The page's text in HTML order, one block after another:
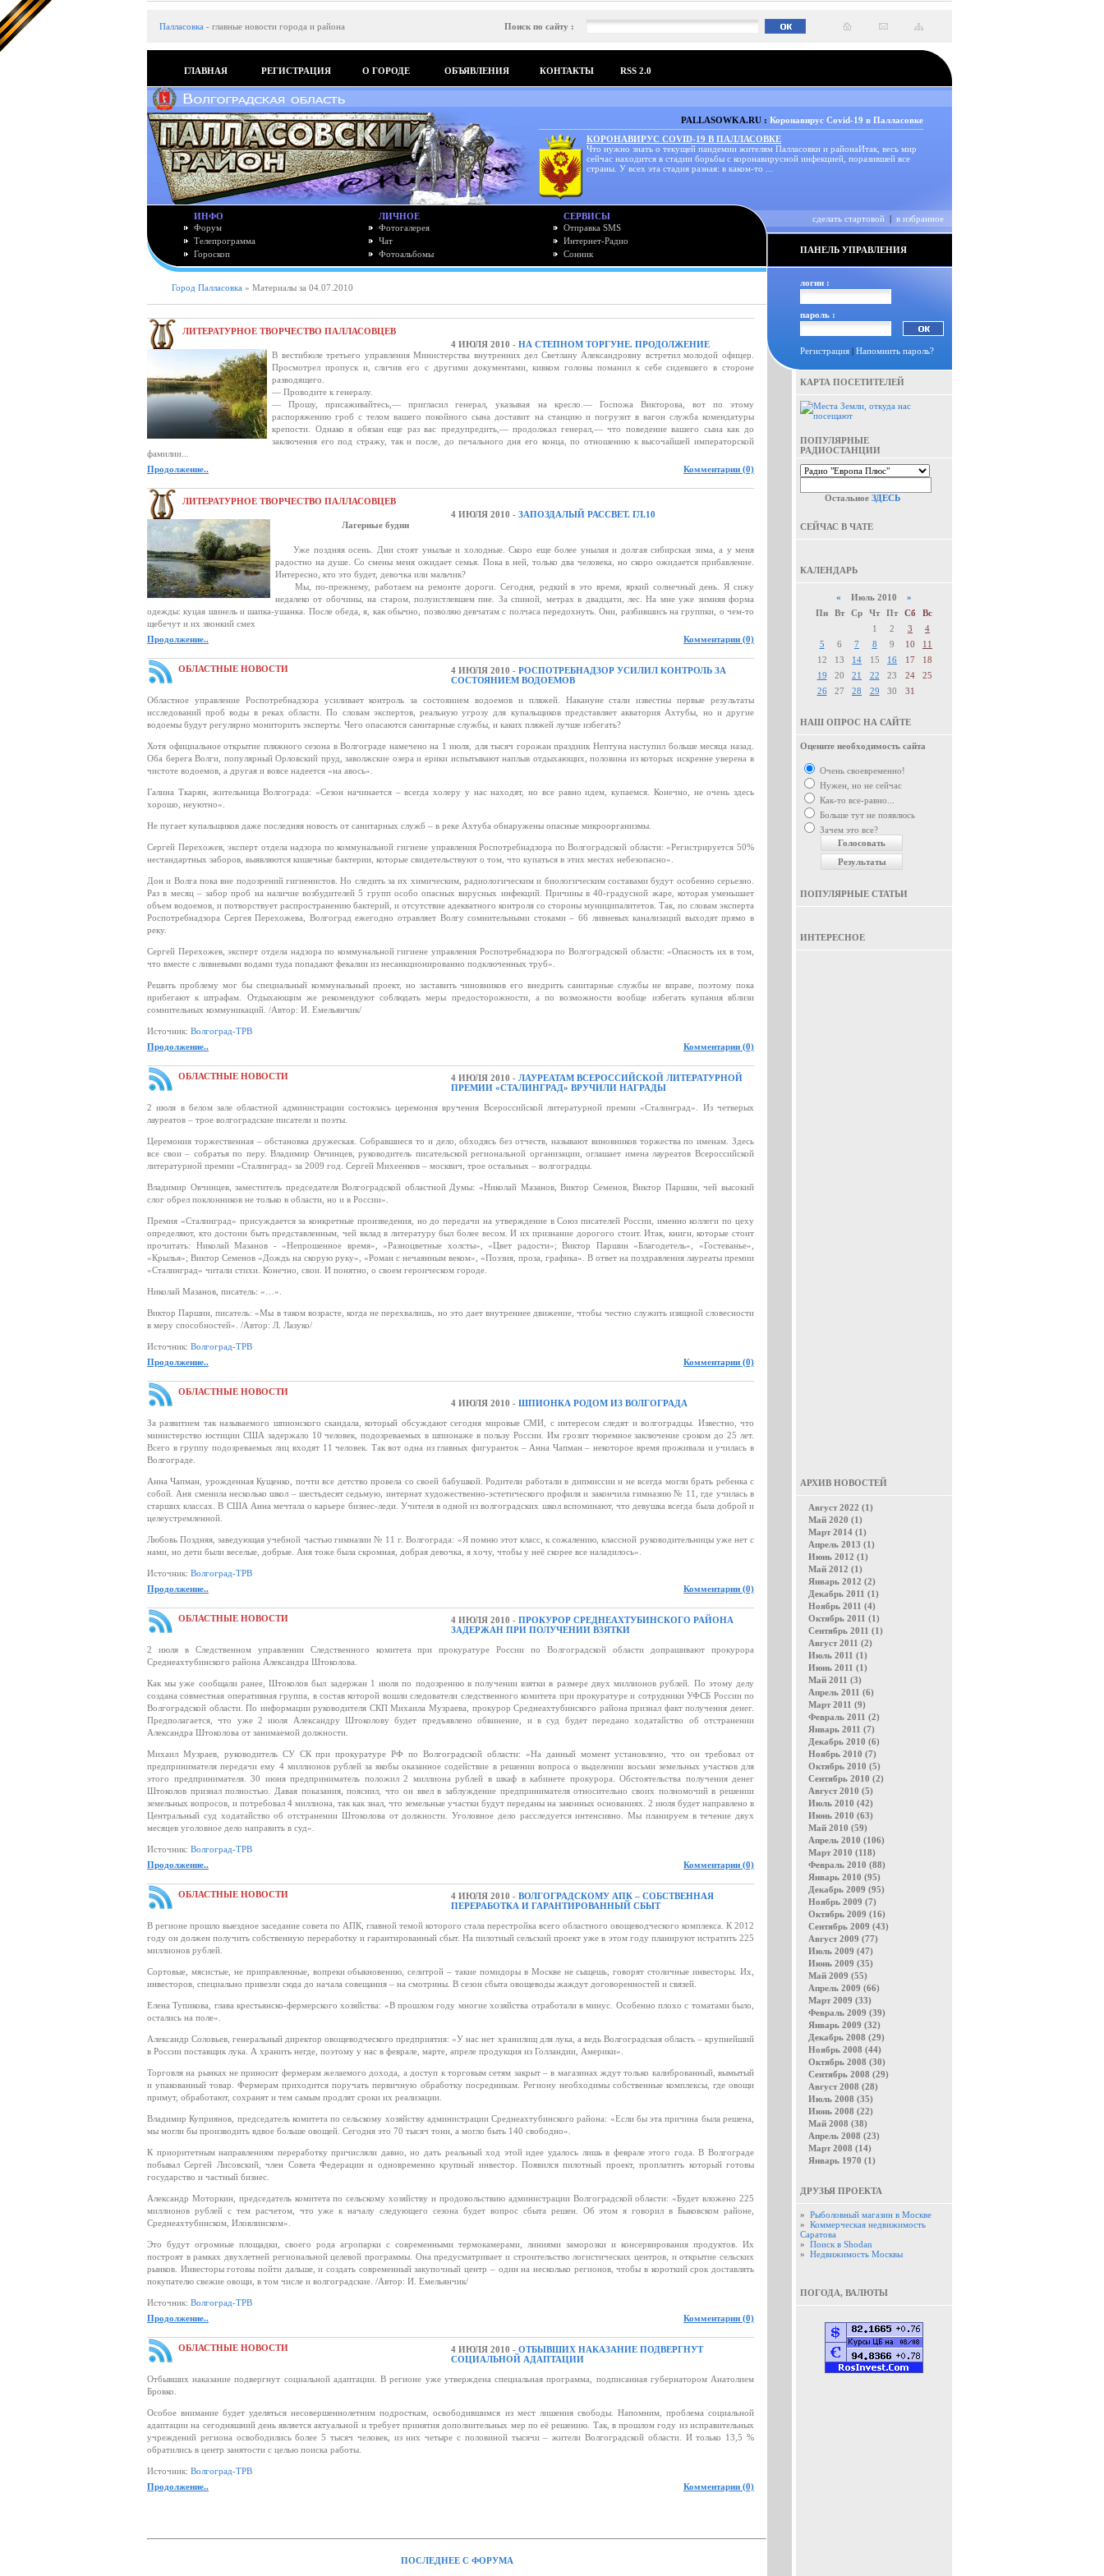
Палласовка - главные новости города и района Поиск по сайту :
ГЛАВНАЯ РЕГИСТРАЦИЯ О ГОРОДЕ ОБЪЯВЛЕНИЯ КОНТАКТЫ RSS 2.0
PALLASOWKA.RU : Коронавирус Covid-19 в Палласовке
КОРОНАВИРУС COVID-19 В ПАЛЛАСОВКЕ
Что нужно знать о текущей пандемии жителям Палласовки и районаИтак, весь мир
сейчас находится в стадии борьбы с коронавирусной инфекцией, поразившей все
страны. У всех эта стадия разная: в каком-то ...
ИНФО
Форум
Телепрограмма
Гороскоп
ЛИЧНОЕ
Фотогалерея
Чат
Фотоальбомы
СЕРВИСЫ
Отправка SMS
Интернет-Радио
Сонник
сделать стартовой | в избранное
ПАНЕЛЬ УПРАВЛЕНИЯ
Город Палласовка » Материалы за 04.07.2010
ЛИТЕРАТУРНОЕ ТВОРЧЕСТВО ПАЛЛАСОВЦЕВ
4 ИЮЛЯ 2010 - НА СТЕПНОМ ТОРГУНЕ. ПРОДОЛЖЕНИЕ
В вестибюле третьего управления Министерства внутренних дел Светлану Александровну встретил молодой офицер.
Просмотрел пропуск и, сличив его с другими документами, кивком головы поманил к себе сидевшего в стороне
разводящего.
— Проводите к генералу.
— Прошу, присаживайтесь,— пригласил генерал, указывая на кресло.— Госпожа Викторова, вот по этому
распоряжению гроб с телом вашего покойного сына доставит на станцию и погрузит в вагон служба комендатуры
крепости. Однако я обязан еще раз вас предупредить,— продолжал генерал,— что поведение вашего сына как до
заключения его под стражу, так и после, до печального дня его конца, по отношению к высочайшей императорской
фамилии...
Продолжение..
Комментарии (0)
ЛИТЕРАТУРНОЕ ТВОРЧЕСТВО ПАЛЛАСОВЦЕВ
4 ИЮЛЯ 2010 - ЗАПОЗДАЛЫЙ РАССВЕТ. ГЛ.10
Лагерные будни
Уже поздняя осень. Дни стоят унылые и холодные. Скоро еще более унылая и долгая сибирская зима, а у меня
радостно на душе. Со смены меня ожидает семья. Пока в ней, только два человека, но скоро ожидается прибавление.
Интересно, кто это будет, девочка или мальчик?
Мы, по-прежнему, работаем на ремонте дороги. Сегодня, редкий в это время, яркий солнечный день. Я сижу
недалеко от обочины, на старом, полуистлевшем пне. За спиной, метрах в двадцати, лес. На мне уже зимняя форма
одежды: куцая шинель и шапка-ушанка. После обеда, я, как обычно, позволяю девчатам с полчаса передохнуть. Они, разбившись на группки, о чем-то
щебечут и их звонкий смех
Продолжение..
Комментарии (0)
ОБЛАСТНЫЕ НОВОСТИ 4 ИЮЛЯ 2010 - РОСПОТРЕБНАДЗОР УСИЛИЛ КОНТРОЛЬ ЗА
СОСТОЯНИЕМ ВОДОЕМОВ
Областное управление Роспотребнадзора усиливает контроль за состоянием водоемов и пляжей. Накануне стали известны первые результаты
исследований проб воды в реках области. По словам экспертов, реальную угрозу для купальщиков представляет акватория Ахтубы, но и другие
водоемы будут регулярно мониторить эксперты. Чего опасаются санитарные службы, и каких пляжей лучше избегать?
Хотя официальное открытие пляжного сезона в Волгограде намечено на 1 июля, для тысяч горожан праздник Нептуна наступил больше месяца назад.
Оба берега Волги, популярный Орловский пруд, заволжские озера и ерики испытывают наплыв отдыхающих, половина из которых искренне уверена в
чистоте водоемов, а другая и вовсе надеется «на авось».
Галина Ткарян, жительница Волгограда: «Сезон начинается – всегда холеру у нас находят, но все равно идем, купаемся. Конечно, не очень здесь
хорошо, неуютно».
Не пугает купальщиков даже последняя новость от санитарных служб – в реке Ахтуба обнаружены опасные микроорганизмы.
Сергей Перехожев, эксперт отдела надзора по коммунальной гигиене управления Роспотребнадзора по Волгоградской области: «Регистрируется 50%
нестандартных заборов, выявляются кишечные бактерии, которые свидетельствуют о том, что купаться в этих местах небезопасно».
Дон и Волга пока вне подозрений гигиенистов. Но следить за их химическим, радиологическим и биологическим составами будут особенно серьезно.
Раз в месяц – забор проб на наличие возбудителей 5 групп особо опасных вирусных инфекций. Причины в 40-градусной жаре, которая уменьшает
объем водоемов, и потворствует распространению бактерий, и отсутствие адекватного контроля со стороны муниципалитетов. Так, по словам эксперта
Роспотребнадзора Сергея Перехожева, Волгоград ежегодно отравляет Волгу сомнительными стоками – 66 ливневых канализаций выходят прямо в
реку.
Сергей Перехожев, эксперт отдела надзора по коммунальной гигиене управления Роспотребнадзора по Волгоградской области: «Опасность их в том,
что вместе с ливневыми водами туда попадают фекалии из несанкционированно подключенных труб».
Решить проблему мог бы специальный коммунальный проект, но заставить чиновников его внедрить санитарные службы не вправе, поэтому пока
прибегают к штрафам. Отдыхающим же рекомендуют соблюдать меры предосторожности, а по возможности вообще избегать купания вблизи
сомнительных коммуникаций. /Автор: И. Емельянчик/
Источник: Волгоград-ТРВ
Продолжение..
Комментарии (0)
ОБЛАСТНЫЕ НОВОСТИ 4 ИЮЛЯ 2010 - ЛАУРЕАТАМ ВСЕРОССИЙСКОЙ ЛИТЕРАТУРНОЙ
ПРЕМИИ «СТАЛИНГРАД» ВРУЧИЛИ НАГРАДЫ
2 июля в белом зале областной администрации состоялась церемония вручения Всероссийской литературной премии «Сталинград». Из четверых
лауреатов – трое волгоградские писатели и поэты.
Церемония торжественная – обстановка дружеская. Собравшиеся то и дело, обходясь без отчеств, называют виновников торжества по именам. Здесь
все свои – собратья по перу. Владимир Овчинцев, руководитель писательской региональной организации, оглашает имена лауреатов Всероссийской
литературной премии «Сталинград» за 2009 год. Сергей Михеенков – москвич, трое остальных – волгоградцы.
Владимир Овчинцев, заместитель председателя Волгоградской областной Думы: «Николай Мазанов, Виктор Семенов, Виктор Паршин, чей высокий
слог обрел поклонников не только в области, но и в России».
Премия «Сталинград» присуждается за конкретные произведения, но до передачи на утверждение в Союз писателей России, именно коллеги по цеху
определяют, кто достоин быть представленным, чей вклад в литературу был более весом. И их признание дорогого стоит. Итак, книги, которые стоит
прочитать: Николай Мазанов - «Непрошенное время», «Разноцветные холсты», «Цвет радости»; Виктор Паршин «Благодетель», «Гостеванье»,
«Крылья»; Виктор Семенов «Дождь на скорую руку», «Роман с нечаянным веком», «Поэзия, проза, графика». В ответ на поздравления лауреаты премии
«Сталинград» читали стихи. Конечно, свои. И понятно, о своем героическом городе.
Николай Мазанов, писатель: «…».
Виктор Паршин, писатель: «Мы в таком возрасте, когда не перехвалишь, но это дает внутреннее движение, чтобы честно служить изящной словесности
в меру способностей». /Автор: Л. Лазуко/
Источник: Волгоград-ТРВ
Продолжение..
Комментарии (0)
ОБЛАСТНЫЕ НОВОСТИ
4 ИЮЛЯ 2010 - ШПИОНКА РОДОМ ИЗ ВОЛГОГРАДА
За развитием так называемого шпионского скандала, который обсуждают сегодня мировые СМИ, с интересом следят и волгоградцы. Известно, что
министерство юстиции США задержало 10 человек, подозреваемых в шпионаже в пользу России. Им грозит тюремное заключение сроком до 25 лет.
Всего в группу подозреваемых лиц входят 11 человек. Так вот одна из главных фигуранток – Анна Чапман – некоторое время проживала и училась в
Волгограде.
Анна Чапман, урожденная Кущенко, почти все детство провела со своей бабушкой. Родители работали в дипмиссии и не всегда могли брать ребенка с
собой. Аня сменила несколько школ – шестьдесят седьмую, интернат художественно-эстетического профиля и закончила гимназию № 11, где училась в
старших классах. В США Анна мечтала о карьере бизнес-леди. Учителя в одной из волгоградских школ вспоминают, что девушка всегда была доброй и
целеустремленной.
Любовь Поздняя, заведующая учебной частью гимназии № 11 г. Волгограда: «Я помню этот класс, к сожалению, классной руководительницы уже нет с
нами, но дети были веселые, добрые. Аня тоже была скромная, добрая девочка, я хочу, чтобы у неё скорее все наладилось».
Источник: Волгоград-ТРВ
Продолжение..
Комментарии (0)
ОБЛАСТНЫЕ НОВОСТИ 4 ИЮЛЯ 2010 - ПРОКУРОР СРЕДНЕАХТУБИНСКОГО РАЙОНА
ЗАДЕРЖАН ПРИ ПОЛУЧЕНИИ ВЗЯТКИ
2 июля в Следственном управлении Следственного комитета при прокуратуре России по Волгоградской области допрашивают прокурора
Среднеахтубинского района Александра Штоколова.
Как мы уже сообщали ранее, Штоколов был задержан 1 июля по подозрению в получении взятки в размере двух миллионов рублей. По этому делу
создана совместная оперативная группа, в состав которой вошли следователи следственного комитета при прокуратуре и сотрудники УФСБ России по
Волгоградской области. По информации руководителя СКП Михаила Музраева, прокурор Среднеахтубинского района признал факт получения денег.
Предполагается, что уже 2 июля Александру Штоколову будет предъявлено обвинение, и в суд будет передано ходатайство об отстранении
Александра Штоколова от занимаемой должности.
Михаил Музраев, руководитель СУ СК при прокуратуре РФ по Волгоградской области: «На данный момент установлено, что он требовал от
предпринимателя передачи ему 4 миллионов рублей за якобы оказанное содействие в решении вопроса о выделении восьми земельных участков для
этого предпринимателя. 30 июня предприниматель положил 2 миллиона рублей в шкаф в кабинете прокурора. Обстоятельства получения денег
Штоколов признал полностью. Давая показания, пояснил, что он ввел в заблуждение предпринимателя относительно своих полномочий в решении
земельных вопросов, и потребовал 4 миллиона, так как знал, что земельные участки будут переданы на законных основаниях. 2 июля будет направлено в
Центральный суд ходатайство об отстранении Штоколова от должности. Уголовное дело расследуется интенсивно. Мы планируем в течение двух
месяцев уголовное дело направить в суд».
Источник: Волгоград-ТРВ
Продолжение..
Комментарии (0)
ОБЛАСТНЫЕ НОВОСТИ 4 ИЮЛЯ 2010 - ВОЛГОГРАДСКОМУ АПК – СОБСТВЕННАЯ
ПЕРЕРАБОТКА И ГАРАНТИРОВАННЫЙ СБЫТ
В регионе прошло выездное заседание совета по АПК, главной темой которого стала перестройка всего областного овощеводческого комплекса. К 2012
году он должен получить собственную переработку и гарантированный сбыт. На пилотный сельский проект уже в этом году планируют истратить 225
миллионов рублей.
Сортовые, мясистые, не приправленные, вопреки обыкновению, селитрой – такие помидоры в Москве не сыщешь, говорят столичные инвесторы. Их,
инвесторов, специально привезли сюда до начала совещания – на смотрины. В сезон сбыта овощеводы жаждут договоренностей и связей.
Елена Тупикова, глава крестьянско-фермерского хозяйства: «В прошлом году многие хозяйства отработали в минус. Особенно плохо с томатами было,
остались на поле».
Александр Соловьев, генеральный директор овощеводческого предприятия: «У нас нет хранилищ для лука, а ведь Волгоградская область – крупнейший
в России поставщик лука. А хранить негде, поэтому у нас в феврале, марте, апреле продукция из Голландии, Америки».
Торговля на рынках не приносит фермерам желаемого дохода, а доступ к торговым сетям закрыт – в магазинах ждут только калиброванный, вымытый
и упакованный товар. Фермерам приходится поручать первичную обработку посредникам. Региону необходимы собственные комплексы, где овощи
примут, обработают, сохранят и тем самым продлят сроки их реализации.
Владимир Куприянов, председатель комитета по сельскому хозяйству администрации Среднеахтубинского района: «Если бы эта причина была решена,
мы могли бы производить вдвое больше овощей. Сегодня это 70 тысяч тонн, а могло быть 140 свободно».
К приоритетным направлениям переработку причисляли давно, но дать реальный ход этой идее удалось лишь в феврале этого года. В Волгограде
побывал Сергей Лисовский, член Совета Федерации и одновременно крупный инвестор. Появился пилотный проект, проплатить который готовы
государство и частный бизнес.
Александр Моторкин, председатель комитета по сельскому хозяйству и продовольствию администрации Волгоградской области: «Будет вложено 225
миллионов рублей с тем расчетом, что уже к началу следующего сезона будет вопрос сбыта решен. Об этом я говорил в Быковском районе,
Среднеахтубинском, Иловлинском».
Это будут огромные площадки, своего рода агропарки с современными термокамерами, линиями заморозки и консервирования продуктов. Их
построят в рамках двухлетней региональной целевой программы. Она предусматривает и строительство логистических центров, и открытие сельских
рынков. Инвесторы готовы пойти дальше, и создать современный закупочный центр – один на несколько регионов, чтобы в короткий срок доставлять
покупателю свежие овощи, в том числе и волгоградские. /Автор: И. Емельянчик/
Источник: Волгоград-ТРВ
Продолжение..
Комментарии (0)
ОБЛАСТНЫЕ НОВОСТИ 4 ИЮЛЯ 2010 - ОТБЫВШИХ НАКАЗАНИЕ ПОДВЕРГНУТ
СОЦИАЛЬНОЙ АДАПТАЦИИ
Отбывших наказание подвергнут социальной адаптации. В регионе уже утверждена специальная программа, подписанная губернатором Анатолием
Бровко.
Особое внимание будет уделяться несовершеннолетним подросткам, освободившимся из мест лишения свободы. Напомним, проблема социальной
адаптации на сегодняшний день является актуальной и требует принятия дополнительных мер по её решению. Так, в прошлом году из исправительных
учреждений региона освободились более 5 тысяч человек, из них четыре с половиной тысячи – жители Волгоградской области. И только 13,5 %
обратились в центр занятости с целью поиска работы.
Источник: Волгоград-ТРВ
Продолжение..
Комментарии (0)
ПОСЛЕДНЕЕ С ФОРУМА
логин :
пароль :
Регистрация | Напомнить пароль?
КАРТА ПОСЕТИТЕЛЕЙ
ПОПУЛЯРНЫЕ
РАДИОСТАНЦИИ
Остальное ЗДЕСЬ
СЕЙЧАС В ЧАТЕ
КАЛЕНДАРЬ
« Июль 2010 »
Пн
Вт Ср Чт Пт Сб
Вс
1
2 3
4
5
6 7 8 9 10
11
12
13 14 15 16 17
18
19
20 21 22 23 24
25
26
27 28 29 30 31
НАШ ОПРОС НА САЙТЕ
Оцените необходимость сайта
Очень своевременно!
Нужен, но не сейчас
Как-то все-равно...
Больше тут не появлюсь
Зачем это все?
ПОПУЛЯРНЫЕ СТАТЬИ
ИНТЕРЕСНОЕ
АРХИВ НОВОСТЕЙ
Август 2022 (1)
Май 2020 (1)
Март 2014 (1)
Апрель 2013 (1)
Июнь 2012 (1)
Май 2012 (1)
Январь 2012 (2)
Декабрь 2011 (1)
Ноябрь 2011 (4)
Октябрь 2011 (1)
Сентябрь 2011 (1)
Август 2011 (2)
Июль 2011 (1)
Июнь 2011 (1)
Май 2011 (3)
Апрель 2011 (6)
Март 2011 (9)
Февраль 2011 (2)
Январь 2011 (7)
Декабрь 2010 (6)
Ноябрь 2010 (7)
Октябрь 2010 (5)
Сентябрь 2010 (2)
Август 2010 (5)
Июль 2010 (42)
Июнь 2010 (63)
Май 2010 (59)
Апрель 2010 (106)
Март 2010 (118)
Февраль 2010 (88)
Январь 2010 (95)
Декабрь 2009 (95)
Ноябрь 2009 (7)
Октябрь 2009 (16)
Сентябрь 2009 (43)
Август 2009 (77)
Июль 2009 (47)
Июнь 2009 (35)
Май 2009 (55)
Апрель 2009 (66)
Март 2009 (33)
Февраль 2009 (39)
Январь 2009 (32)
Декабрь 2008 (29)
Ноябрь 2008 (44)
Октябрь 2008 (30)
Сентябрь 2008 (29)
Август 2008 (28)
Июль 2008 (35)
Июнь 2008 (22)
Май 2008 (38)
Апрель 2008 (23)
Март 2008 (14)
Январь 1970 (1)
ДРУЗЬЯ ПРОЕКТА
» Рыболовный магазин в Москве
» Коммерческая недвижимость
Саратова
» Поиск в Shodan
» Недвижимость Москвы
ПОГОДА, ВАЛЮТЫ